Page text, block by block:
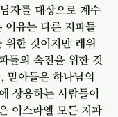
자를 대상으로 계수
이유는 다른 지파들
한 것이지만 레위
들의 속전을 위한 것
맏아들은 하나님의
상응하는 사람들이
이스라엘 모든 지파